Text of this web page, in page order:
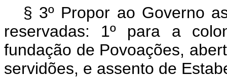
§ 3º Propor ao Governo
reservadas: 1º para a
fundação de Povoações,
servidões, e assento de